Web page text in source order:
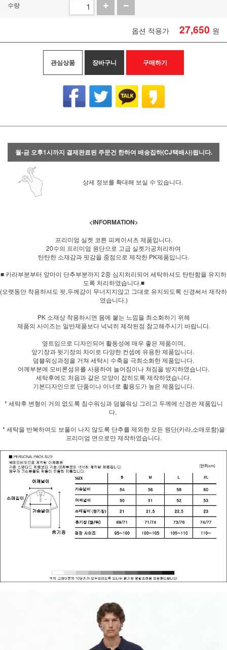
수량
옵션 적용가 27,650 원
관심상품 장바구니 구매하기
월-금 오후1시까지 결제완료된 주문건 한하여 배송집하(CJ택배사)됩니다.
상세 정보를 확대해 보실 수 있습니다.
<INFORMATION>
프리미엄 실켓 코튼 피케이셔츠 제품입니다.
20수의 프리미엄 원단으로 고급 실켓가공처리하여
탄탄한 소재감과 핏감을 중점으로 제작한 PK제품입니다.
■ 카라부분부터 앞마이 단추부분까지 2중 심지처리되어 세탁하셔도 탄탄함을 유지하
도록 처리하였습니다.■
(오랫동안 착용하셔도 핏,두께감이 무너지지않고 그대로 유지되도록 신경써서 제작하
였습니다.)
PK 소재상 착용하시면 몸에 붙는 느낌을 최소화하기 위해
제품의 사이즈는 일반제품보다 넉넉히 제작된점 참고해주시기 바랍니다.
옆트임으로 디자인되어 활동성에 매우 좋은 제품이며,
앞기장과 뒷기장의 차이로 다양한 컨셉에 유용한 제품입니다.
덤블워싱과정을 거쳐 세탁시 수축을 극최소화한 제품입니다.
어께부분에 모비론섬유를 사용하여 늘어짐이나 쳐짐을 방지하였습니다.
세탁후에도 처음과 같은 모양이 잡히도록 제작하였습니다.
기본디자인으로 단품이나 이너로 활용도가 높은 제품입니다.
* 세탁후 변형이 거의 없도록 침수워싱과 덤블워싱 그리고 두께에 신경쓴 제품입니
다.
* 세탁을 반복하여도 보풀이 나지 않도록 단추를 제외한 모든 원단(카라,소매포함)을
프리미엄 면으로만 제작하였습니다.